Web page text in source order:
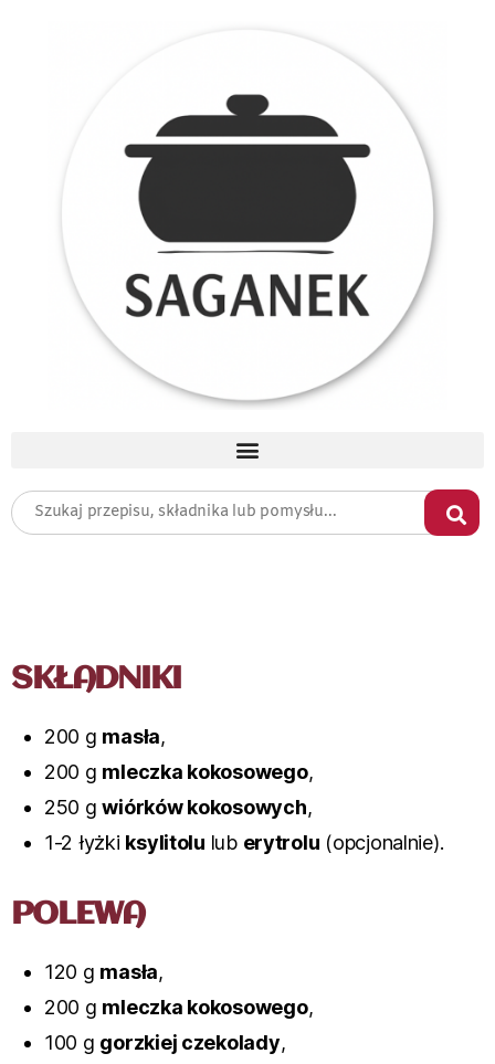
SKŁADNIKI
200 g masła,
200 g mleczka kokosowego,
250 gwiórków kokosowych,
1-2 łyżki ksylitolu lub erytrolu (opcjonalnie).
POLEWA
120 g masła,
200 g mleczka kokosowego,
100 g gorzkiej czekolady,